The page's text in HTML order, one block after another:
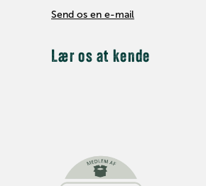
Send os en e-mail
Lær os at kende